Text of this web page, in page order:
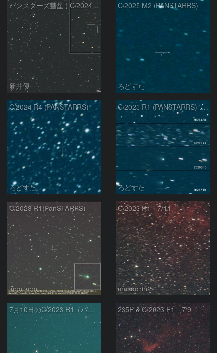
パンスターズ彗星 ( C/2024R4 )：2026/07/27
新井優
C/2025 M2 (PANSTARRS)
ろどすた
C/2024 R4 (PANSTARRS)
ろどすた
C/2023 R1 (PANSTARRS) の変化
ろどすた
C/2023 R1(PanSTARRS)
kem.kem
C/2023 R1 7/11
masachin2
7月10日のC/2023 R1（パンスターズ彗星） 235P & C/2023 R1 7/9